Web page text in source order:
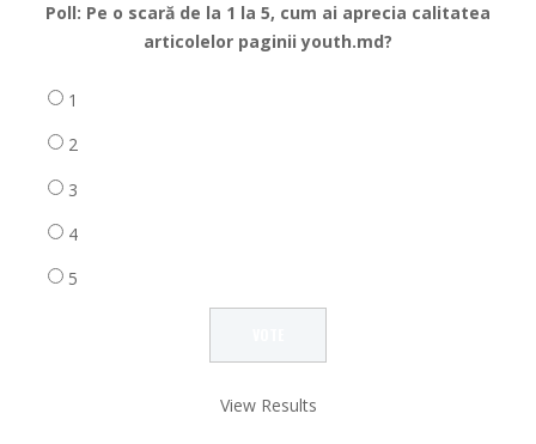
Poll: Pe o scară de la 1 la 5, cum ai aprecia calitatea
articolelor paginii youth.md?
1
2
3
4
5
View Results